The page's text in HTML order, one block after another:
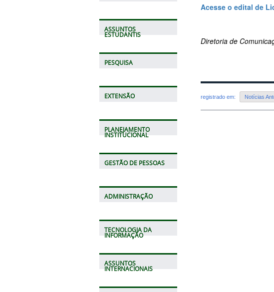
ASSUNTOS
ESTUDANTIS
PESQUISA
EXTENSÃO
PLANEJAMENTO
INSTITUCIONAL
GESTÃO DE PESSOAS
ADMINISTRAÇÃO
TECNOLOGIA DA
INFORMAÇÃO
ASSUNTOS
INTERNACIONAIS
Acesse o edital de
Diretoria de
registrado em: Notícias